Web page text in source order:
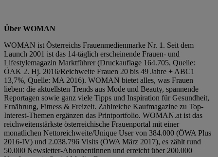
Über WOMAN
WOMAN ist Österreichs Frauenmedienmarke Nr. 1. Seit dem
Launch 2001 ist das 14-täglich erscheinende Frauen- und
Lifestylemagazin Marktführer (Druckauflage 164.705, Quelle:
ÖAK 2. Hj. 2016/Reichweite Frauen 20 bis 49 Jahre + ABC1
13,7%, Quelle: MA 2016). WOMAN bietet alles, was Frauen
lieben: die aktuellsten Trends aus Mode und Beauty, spannende
Reportagen sowie ganz viele Tipps und Inspiration für Gesundheit,
Ernährung, Fitness & Freizeit. Zahlreiche Kaufmagazine zu Top-
Interest-Themen ergänzen das Printportfolio. WOMAN.at ist das
reichweitenstärkste österreichische Frauenportal mit einer
monatlichen Nettoreichweite/Unique User von 384.000 (ÖWA Plus
2016-IV) und 2.038.796 Visits (ÖWA März 2017), es zählt rund
50.000 Newsletter-AbonnentInnen und erreicht über 200.000